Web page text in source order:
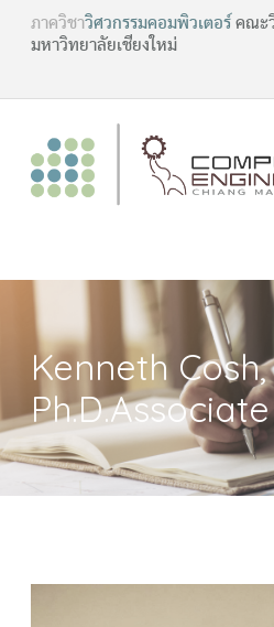
ภาควิชาวิศวกรรมคอมพิวเตอร์ คณะ
มหาวิทยาลัยเชียงใหม่
Kenneth Cosh,